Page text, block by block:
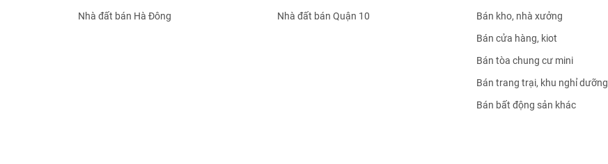
Nhà đất bán Hà Đông Nhà đất bán Quận 10 Bán kho, nhà xưởng
Bán cửa hàng, kiot
Bán tòa chung cư mini
Bán trang trại, khu nghỉ dưỡng
Bán bất động sản khác